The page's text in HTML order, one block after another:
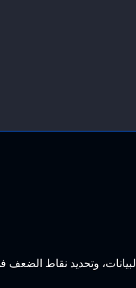
وتحديد نقاط الضعف